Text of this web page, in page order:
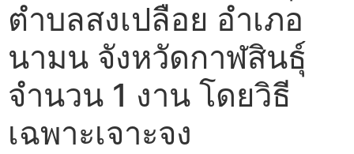
ตำบลสงเปลือย อำเภอ
นามน จังหวัดกาฬสินธุ์
จำนวน 1 งาน โดยวิธี
เฉพาะเจาะจง